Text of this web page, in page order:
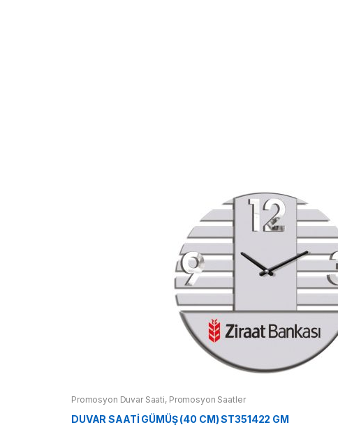
Promosyon Duvar Saati, Promosyon Saatler
DUVAR SAATİ GÜMÜŞ (40 CM) ST351422 GM